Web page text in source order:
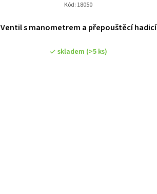
Ventil s manometrem a přepouštěcí hadicí
skladem (>5 ks)
Kód: 18050